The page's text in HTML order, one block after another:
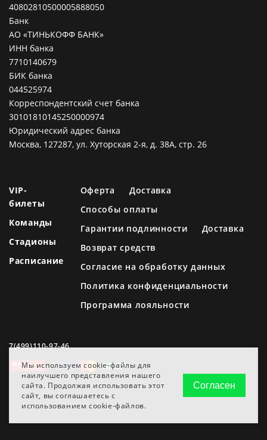
Мы используем cookie-файлы для
наилучшего представления нашего
сайта. Продолжая использовать этот
сайт, вы соглашаетесь с
использованием cookie-файлов.
Согласен
40802810500005888050
Банк
АО «ТИНЬКОФФ БАНК»
ИНН банка
7710140679
БИК банка
044525974
Корреспондентский счет банка
30101810145250000974
Юридический адрес банка
Москва, 127287, ул. Хуторская 2-я, д. 38А, стр. 26
VIP-
билеты
Команды
Стадионы
Расписание
Оферта
Доставка
Способы оплаты
Гарантии подлинности
Доставка
Возврат средств
Согласие на обработку данных
Политика конфиденциальности
Программа лояльности
7(499)110-97-46